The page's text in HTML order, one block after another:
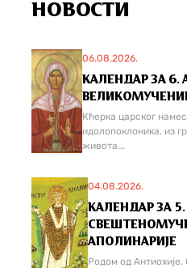
НОВОСТИ
06.08.2026.
КАЛЕНДАР ЗА 6.
Кћерка царског
идолопоклоника, из
живота...
04.08.2026.
КАЛЕНДАР ЗА
АПОЛИНАРИЈЕ
Родом од Антиохије.